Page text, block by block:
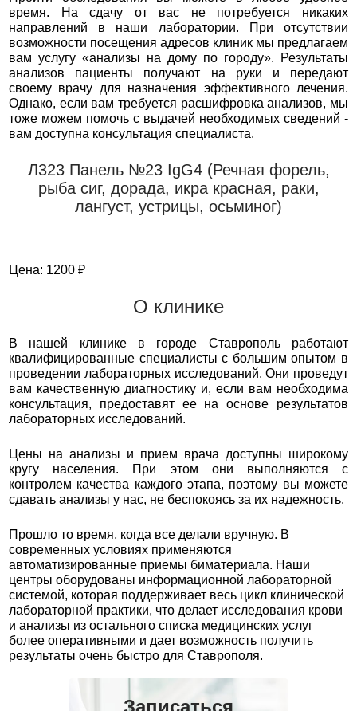
время. На сдачу от вас не потребуется никаких
направлений в наши лаборатории. При отсутствии
возможности посещения адресов клиник мы предлагаем
вам услугу «анализы на дому по городу». Результаты
анализов пациенты получают на руки и передают
своему врачу для назначения эффективного лечения.
Однако, если вам требуется расшифровка анализов, мы
тоже можем помочь с выдачей необходимых сведений -
вам доступна консультация специалиста.
Л323 Панель №23 IgG4 (Речная форель,
рыба сиг, дорада, икра красная, раки,
лангуст, устрицы, осьминог)
Цена: 1200 ₽
О клинике
В нашей клинике в городе Ставрополь работают
квалифицированные специалисты с большим опытом в
проведении лабораторных исследований. Они проведут
вам качественную диагностику и, если вам необходима
консультация, предоставят ее на основе результатов
лабораторных исследований.
Цены на анализы и прием врача доступны широкому
кругу населения. При этом они выполняются с
контролем качества каждого этапа, поэтому вы можете
сдавать анализы у нас, не беспокоясь за их надежность.
Прошло то время, когда все делали вручную. В
современных условиях применяются
автоматизированные приемы биматериала. Наши
центры оборудованы информационной лабораторной
системой, которая поддерживает весь цикл клинической
лабораторной практики, что делает исследования крови
и анализы из остального списка медицинских услуг
более оперативными и дает возможность получить
результаты очень быстро для Ставрополя.
Записаться